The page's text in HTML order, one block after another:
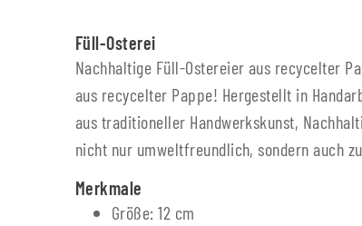
Füll-Osterei
Nachhaltige Füll-Ostereier aus recycelter
aus recycelter Pappe! Hergestellt in
aus traditioneller Handwerkskunst,
nicht nur umweltfreundlich, sondern auch
Merkmale
Größe: 12 cm